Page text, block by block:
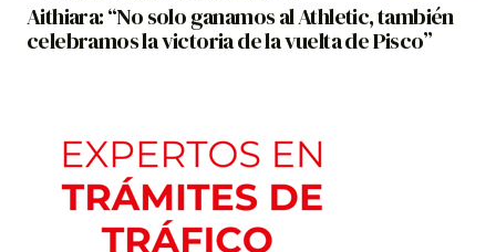
Aithiara: “No solo ganamos al Athletic, también
celebramos la victoria de la vuelta de Pisco”